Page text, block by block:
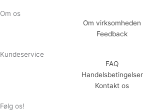
Om os
Om virksomheden
Feedback
Kundeservice
FAQ
Handelsbetingelser
Kontakt os
Følg os!